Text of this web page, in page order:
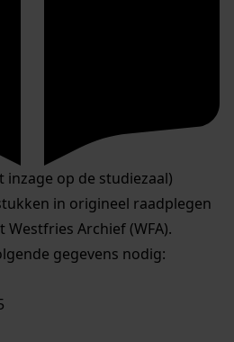
op de studiezaal)
in origineel raadplegen
Archief (WFA).
gegevens nodig: